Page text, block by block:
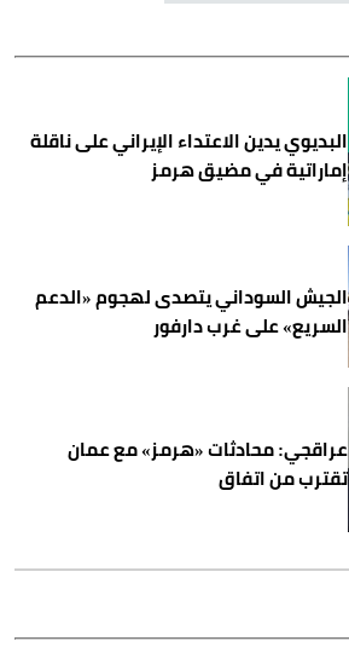
البديوي يدين الاعتداء الإيراني على ناقلة
إماراتية في مضيق هرمز
الجيش السوداني يتصدى لهجوم «الدعم
السريع» على غرب دارفور
عراقجي: محادثات «هرمز» مع عمان
تقترب من اتفاق